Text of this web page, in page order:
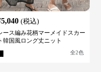
5,040 (税込)
ース編み花柄マーメイドスカー
韓国風ロング丈ニット
全2色